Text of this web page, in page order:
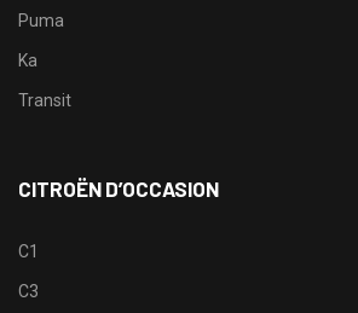
Puma
Ka
Transit
CITROËN D’OCCASION
C1
C3